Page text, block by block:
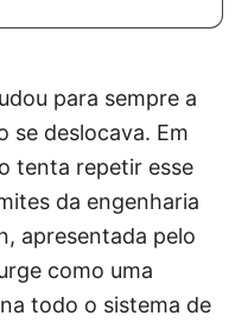
para sempre a
se deslocava. Em
tenta repetir esse
da engenharia
apresentada pelo
como uma
todo o sistema de